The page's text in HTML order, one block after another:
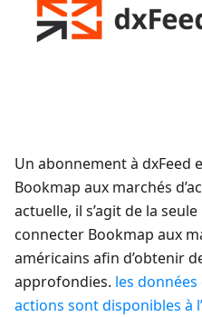
Un abonnement à dxFeed
Bookmap aux marchés
actuelle, il s’agit de la
connecter Bookmap aux
américains afin d’obtenir
approfondies. les
actions sont disponibles à